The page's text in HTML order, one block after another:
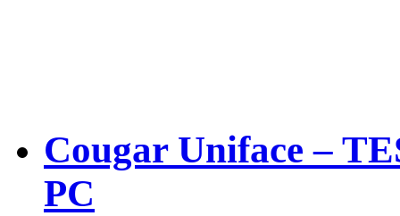
Cougar Uniface –
PC